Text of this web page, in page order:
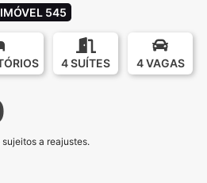
IMÓVEL 545
4 SUÍTES 4 VAGAS
a reajustes.